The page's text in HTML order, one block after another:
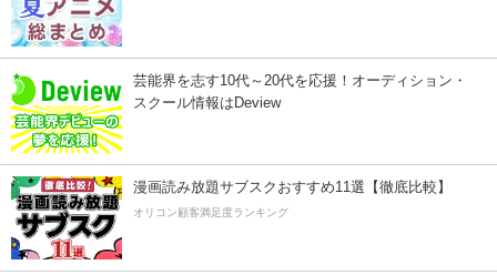
芸能界を志す10代～20代を応援！オーディション・
スクール情報はDeview
漫画読み放題サブスクおすすめ11選【徹底比較】
オリコン顧客満足度ランキング